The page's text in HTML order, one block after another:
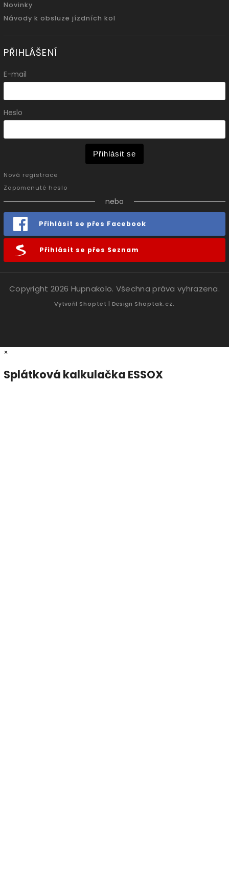
Novinky
Návody k obsluze jízdních kol
PŘIHLÁŠENÍ
E-mail
Heslo
Přihlásit se
Nová registrace
Zapomenuté heslo
nebo
Přihlásit se přes Facebook
Přihlásit se přes Seznam
Copyright 2026 Hupnakolo. Všechna práva vyhrazena.
Vytvořil Shoptet | Design Shoptak.cz.
×
Splátková kalkulačka ESSOX